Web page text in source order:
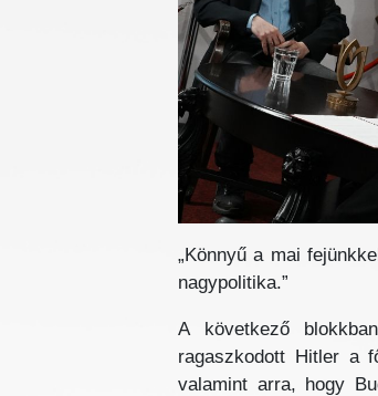
„Könnyű a mai
nagypolitika.”
A következő
ragaszkodott Hitler a
valamint arra, hogy